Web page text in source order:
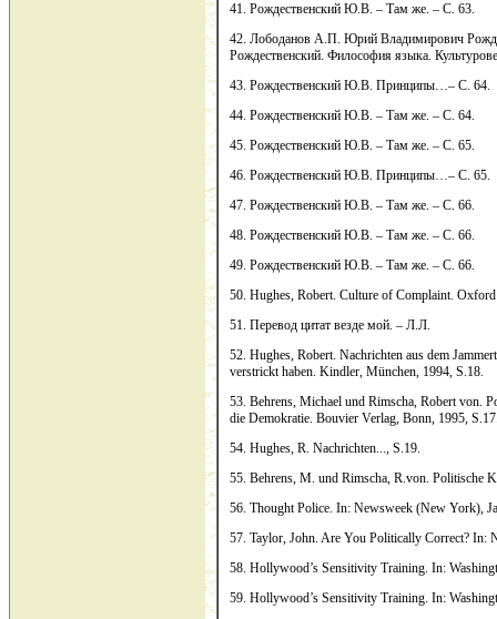
41. Рождественский Ю.В. – Там же. – С. 63.
42. Лободанов А.П. Юрий Владимирович
Рождественский. Философия языка.
43. Рождественский Ю.В. Принципы…– С. 64.
44. Рождественский Ю.В. – Там же. – С. 64.
45. Рождественский Ю.В. – Там же. – С. 65.
46. Рождественский Ю.В. Принципы…– С. 65.
47. Рождественский Ю.В. – Там же. – С. 66.
48. Рождественский Ю.В. – Там же. – С. 66.
49. Рождественский Ю.В. – Там же. – С. 66.
50. Hughes, Robert. Culture of Complaint.
51. Перевод цитат везде мой. – Л.Л.
52. Hughes, Robert. Nachrichten aus dem
verstrickt haben. Kindler, München, 1994, S.18.
53. Behrens, Michael und Rimscha, Robert von.
die Demokratie. Bouvier Verlag, Bonn, 1995,
54. Hughes, R. Nachrichten..., S.19.
55. Behrens, M. und Rimscha, R.von. Politische
56. Thought Police. In: Newsweek (New York),
57. Taylor, John. Are You Politically Correct? In:
58. Hollywood’s Sensitivity Training. In:
59. Hollywood’s Sensitivity Training. In: